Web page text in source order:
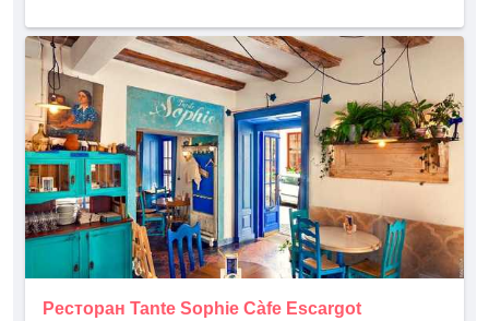
Ресторан Tante Sophie Càfe Escargot